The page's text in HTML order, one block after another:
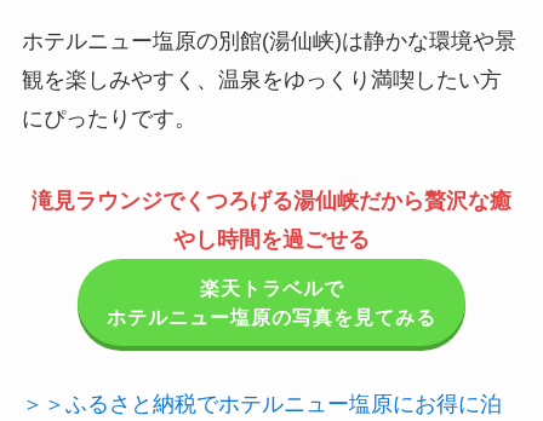
ホテルニュー塩原の別館(湯仙峡)は静かな環境や景
観を楽しみやすく、温泉をゆっくり満喫したい方
にぴったりです。
滝見ラウンジでくつろげる湯仙峡だから贅沢な癒
やし時間を過ごせる
楽天トラベルで
ホテルニュー塩原の写真を見てみる
＞＞ふるさと納税でホテルニュー塩原にお得に泊